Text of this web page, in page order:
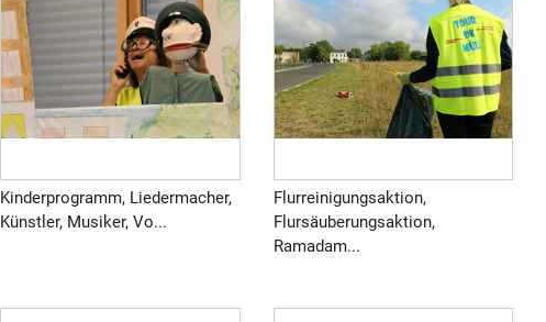
Kinderprogramm, Liedermacher,
Künstler, Musiker, Vo...
Flurreinigungsaktion,
Flursäuberungsaktion,
Ramadam...